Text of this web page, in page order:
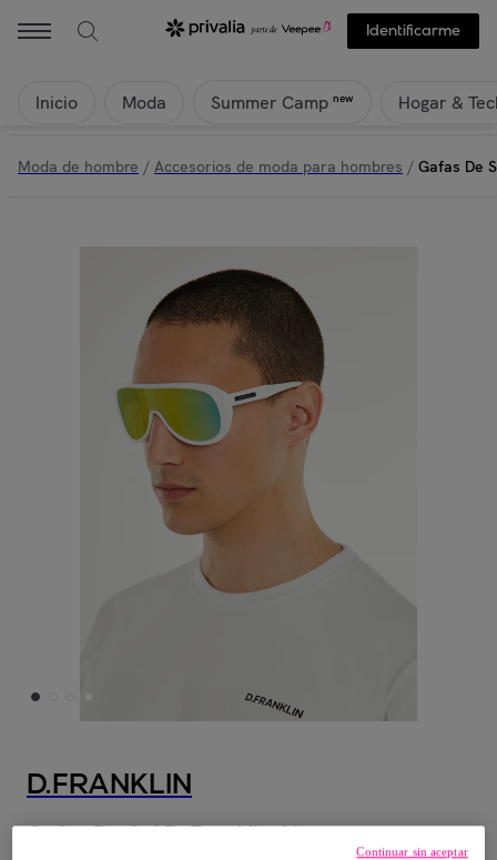
Identificarme
Inicio Moda Summer Camp new Hogar &
Moda de hombre / Accesorios de moda para hombres / Gafas De
D.FRANKLIN
Gafas De Sol D. Franklin Ajax
Continuar sin aceptar